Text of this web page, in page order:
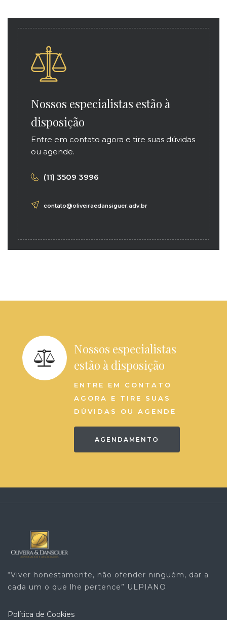
Nossos especialistas estão à
disposição
Entre em contato agora e tire suas dúvidas
ou agende.
(11) 3509 3996
contato@oliveiraedansiguer.adv.br
Nossos especialistas
estão à disposição
ENTRE EM CONTATO
AGORA E TIRE SUAS
DÚVIDAS OU AGENDE
AGENDAMENTO
“Viver honestamente, não ofender ninguém, dar a
cada um o que lhe pertence” ULPIANO
Política de Cookies